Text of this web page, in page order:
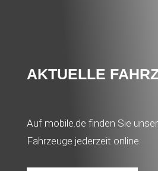
AKTUELLE
Auf mobile.de finden Sie
Fahrzeuge jederzeit online.